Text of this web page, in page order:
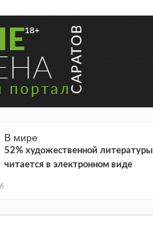
В мире
52% художественной литературы
читается в электронном виде